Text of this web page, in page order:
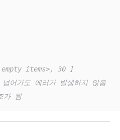
items>, 30 ]
어가도 에러가 발생하지 않음
가 됨